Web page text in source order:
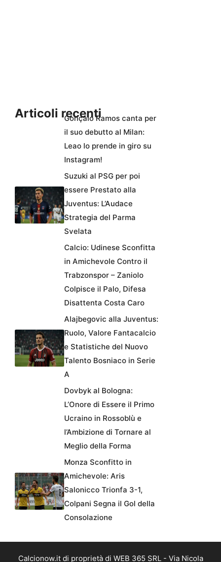
Articoli recentiGonçalo Ramos canta per
il suo debutto al Milan:
Leao lo prende in giro su
Instagram!
Suzuki al PSG per poi
essere Prestato alla
Juventus: L’Audace
Strategia del Parma
Svelata
Calcio: Udinese Sconfitta
in Amichevole Contro il
Trabzonspor – Zaniolo
Colpisce il Palo, Difesa
Disattenta Costa Caro
Alajbegovic alla Juventus:
Ruolo, Valore Fantacalcio
e Statistiche del Nuovo
Talento Bosniaco in Serie
A
Dovbyk al Bologna:
L’Onore di Essere il Primo
Ucraino in Rossoblù e
l’Ambizione di Tornare al
Meglio della Forma
Monza Sconfitto in
Amichevole: Aris
Salonicco Trionfa 3-1,
Colpani Segna il Gol della
Consolazione
Calcionow.it di proprietà di WEB 365 SRL - Via Nicola